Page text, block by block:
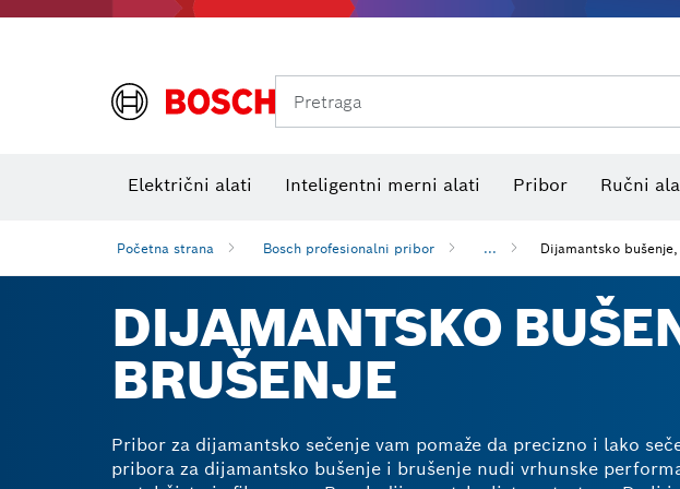
Pretraga
Električni alati Inteligentni merni alati Pribor Ručni
Početna strana Bosch profesionalni pribor ... Dijamantsko
DIJAMANTSKO
BRUŠENJE
Pribor za dijamantsko sečenje vam pomaže da precizno i lako
pribora za dijamantsko bušenje i brušenje nudi vrhunske